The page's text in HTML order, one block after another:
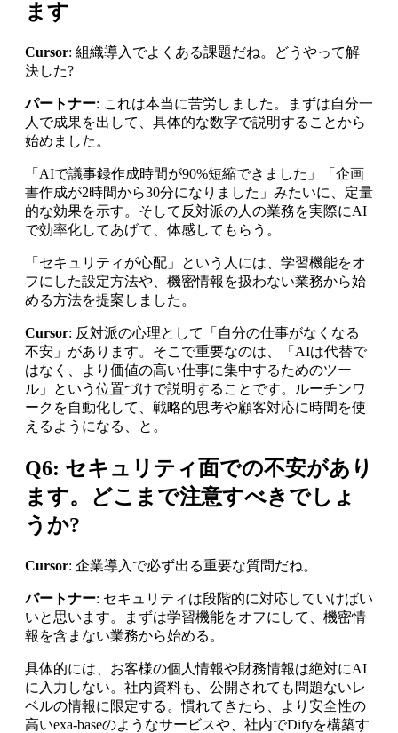
ます
Cursor: 組織導入でよくある課題だね。どうやって解
決した?
パートナー: これは本当に苦労しました。まずは自分一
人で成果を出して、具体的な数字で説明することから
始めました。
「AIで議事録作成時間が90%短縮できました」「企画
書作成が2時間から30分になりました」みたいに、定量
的な効果を示す。そして反対派の人の業務を実際にAI
で効率化してあげて、体感してもらう。
「セキュリティが心配」という人には、学習機能をオ
フにした設定方法や、機密情報を扱わない業務から始
める方法を提案しました。
Cursor: 反対派の心理として「自分の仕事がなくなる
不安」があります。そこで重要なのは、「AIは代替で
はなく、より価値の高い仕事に集中するためのツー
ル」という位置づけで説明することです。ルーチンワ
ークを自動化して、戦略的思考や顧客対応に時間を使
えるようになる、と。
Q6: セキュリティ面での不安があり
ます。どこまで注意すべきでしょ
うか?
Cursor: 企業導入で必ず出る重要な質問だね。
パートナー: セキュリティは段階的に対応していけばい
いと思います。まずは学習機能をオフにして、機密情
報を含まない業務から始める。
具体的には、お客様の個人情報や財務情報は絶対にAI
に入力しない。社内資料も、公開されても問題ないレ
ベルの情報に限定する。慣れてきたら、より安全性の
高いexa-baseのようなサービスや、社内でDifyを構築す